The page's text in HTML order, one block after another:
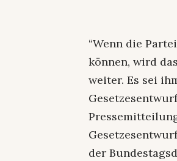
“Wenn die
können, wird
weiter. Es sei
der